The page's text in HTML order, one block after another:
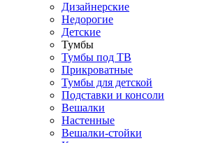
Дизайнерские
Недорогие
Детские
Тумбы
Тумбы под ТВ
Прикроватные
Тумбы для детской
Подставки и консоли
Вешалки
Настенные
Вешалки-стойки